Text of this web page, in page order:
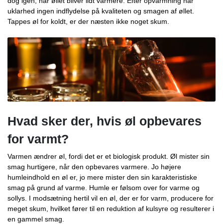
uklarhed ingen indflydelse på kvaliteten og smagen af ​​øllet.
Tappes øl for koldt, er der næsten ikke noget skum.
Hvad sker der, hvis øl opbevares
for varmt?
Varmen ændrer øl, fordi det er et biologisk produkt. Øl mister sin
smag hurtigere, når den opbevares varmere. Jo højere
humleindhold en øl er, jo mere mister den sin karakteristiske
smag på grund af varme. Humle er følsom over for varme og
sollys. I modsætning hertil vil en øl, der er for varm, producere for
meget skum, hvilket fører til en reduktion af kulsyre og resulterer i
en gammel smag.